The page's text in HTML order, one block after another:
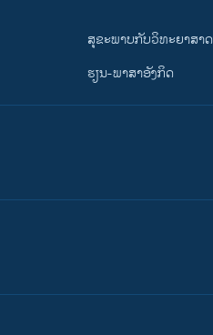
ສຸຂະພາບກັບວິທະຍາສາດ
ຮຽນ-ພາສາອັງກິດ